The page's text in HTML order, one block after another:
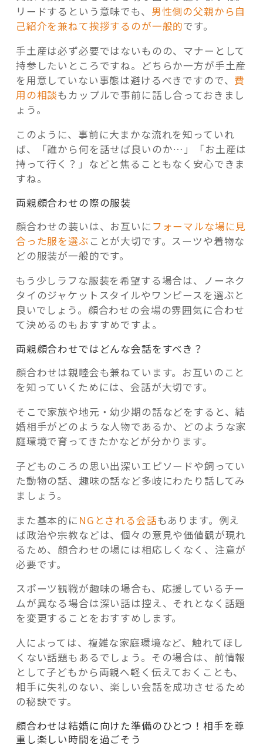
リードするという意味でも、 男性側の父親から自
己紹介を兼ねて挨拶するのが一般的です。
手土産は必ず必要ではないものの、マナーとして
持参したいところですね。どちらか一方が手土産
を用意していない事態は避けるべきですので、 費
用の相談もカップルで事前に話し合っておきまし
ょう。
このように、事前に大まかな流れを知っていれ
ば、「誰から何を話せば良いのか…」「お土産は
持って行く？」などと焦ることもなく安心できま
すね。
両親顔合わせの際の服装
顔合わせの装いは、お互いに フォーマルな場に見
合った服を選ぶ ことが大切です。スーツや着物な
どの服装が一般的です。
もう少しラフな服装を希望する場合は、ノーネク
タイのジャケットスタイルやワンピースを選ぶと
良いでしょう。顔合わせの会場の雰囲気に合わせ
て決めるのもおすすめですよ。
両親顔合わせではどんな会話をすべき？
顔合わせは親睦会も兼ねています。お互いのこと
を知っていくためには、会話が大切です。
そこで家族や地元・幼少期の話などをすると、結
婚相手がどのような人物であるか、どのような家
庭環境で育ってきたかなどが分かります。
子どものころの思い出深いエピソードや飼ってい
た動物の話、趣味の話など多岐にわたり話してみ
ましょう。
また基本的に NGとされる会話もあります。例え
ば政治や宗教などは、個々の意見や価値観が現れ
るため、顔合わせの場には相応しくなく、注意が
必要です。
スポーツ観戦が趣味の場合も、応援しているチー
ムが異なる場合は深い話は控え、それとなく話題
を変更することをおすすめします。
人によっては、複雑な家庭環境など、触れてほし
くない話題もあるでしょう。その場合は、前情報
として子どもから両親へ軽く伝えておくことも、
相手に失礼のない、楽しい会話を成功させるため
の秘訣です。
顔合わせは結婚に向けた準備のひとつ！相手を尊
重し楽しい時間を過ごそう